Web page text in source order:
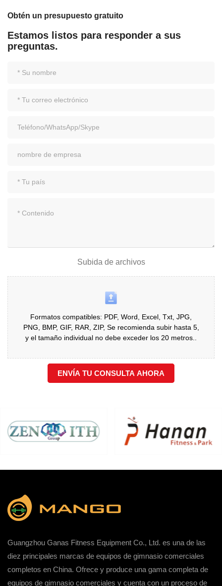
Obtén un presupuesto gratuito
Estamos listos para responder a sus
preguntas.
Subida de archivos
Formatos compatibles: PDF, Word, Excel, Txt, JPG,
PNG, BMP, GIF, RAR, ZIP, Se recomienda subir hasta 5,
y el tamaño individual no debe exceder los 20 metros..
ENVÍA TU CONSULTA AHORA
Guangzhou Ganas Fitness Equipment Co., Ltd. es una de las
diez principales marcas de equipos de gimnasio comerciales
completos en China. Ofrece y produce una gama completa de
equipos de gimnasio comerciales y cuenta con un proceso de